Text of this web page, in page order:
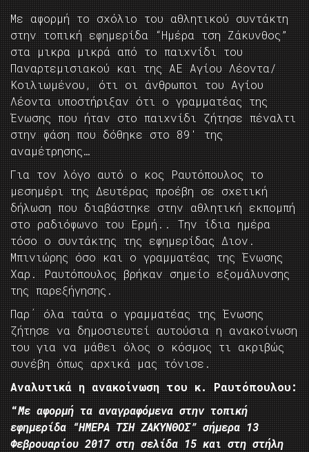
Με αφορμή το σχόλιο του αθλητικού συντάκτη
στην τοπική εφημερίδα “Ημέρα τση Ζάκυνθος”
στα μικρα μικρά από το παιχνίδι του
Παναρτεμισιακού και της ΑΕ Αγίου Λέοντα/
Κοιλιωμένου, ότι οι άνθρωποι του Αγίου
Λέοντα υποστήριξαν ότι ο γραμματέας της
Ένωσης που ήταν στο παιχνίδι ζήτησε πέναλτι
στην φάση που δόθηκε στο 89′ της
αναμέτρησης…
Για τον λόγο αυτό ο κος Ραυτόπουλος το
μεσημέρι της Δευτέρας προέβη σε σχετική
δήλωση που διαβάστηκε στην αθλητική εκπομπή
στο ραδιόφωνο του Ερμή.. Την ίδια ημέρα
τόσο ο συντάκτης της εφημερίδας Διον.
Μπινιώρης όσο και ο γραμματέας της Ένωσης
Χαρ. Ραυτόπουλος βρήκαν σημείο εξομάλυνσης
της παρεξήγησης.
Παρ΄ όλα ταύτα ο γραμματέας της Ένωσης
ζήτησε να δημοσιευτεί αυτούσια η ανακοίνωση
του για να μάθει όλος ο κόσμος τι ακριβώς
συνέβη όπως αρχικά μας τόνισε.
Αναλυτικά η ανακοίνωση του κ. Ραυτόπουλου:
“Με αφορμή τα αναγραφόμενα στην τοπική
εφημερίδα “ΗΜΕΡΑ ΤΣΗ ΖΑΚΥΝΘΟΣ” σήμερα 13
Φεβρουαρίου 2017 στη σελίδα 15 και στη στήλη